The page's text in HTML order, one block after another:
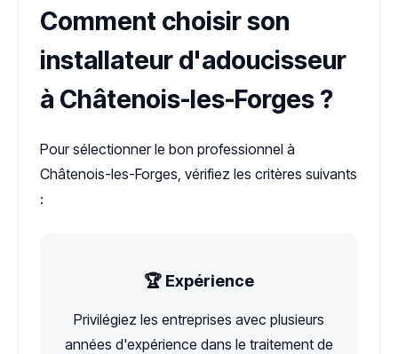
Comment choisir son
installateur d'adoucisseur
à Châtenois-les-Forges ?
Pour sélectionner le bon professionnel à
Châtenois-les-Forges, vérifiez les critères suivants
:
🏆 Expérience
Privilégiez les entreprises avec plusieurs
années d'expérience dans le traitement de